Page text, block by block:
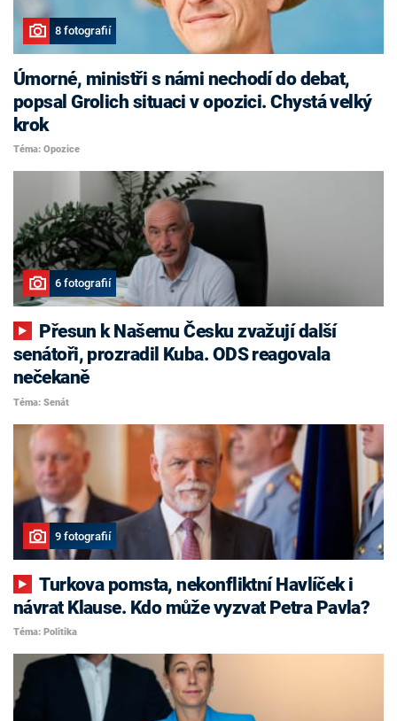
8 fotografií
Úmorné, ministři s námi nechodí do debat,
popsal Grolich situaci v opozici. Chystá velký
krok
Téma: Opozice
6 fotografií
senátoři, prozradil Kuba. ODS reagovala
nečekaně
Téma: Senát
9 fotografií
Turkova pomsta, nekonfliktní Havlíček i
návrat Klause. Kdo může vyzvat Petra Pavla?
Téma: Politika